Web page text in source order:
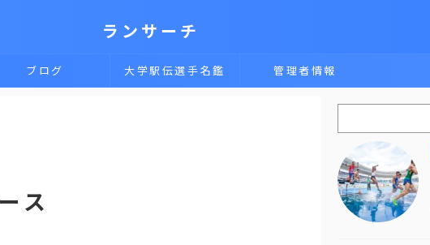
ランサーチ
ブログ 大学駅伝選手名鑑 管理者情報
ス